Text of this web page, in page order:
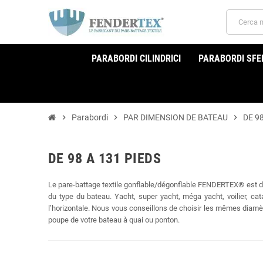
PARABORDI CILINDRICI PARABORDI
chevron_right Parabordi chevron_right PAR DIMENSION DE BATEAU chevron_right DE
DE 98 A 131 PIEDS
Le pare-battage textile gonflable/dégonflable FENDERTEX®
du type du bateau. Yacht, super yacht, méga yacht, voilier,
l’horizontale. Nous vous conseillons de choisir les mêmes
poupe de votre bateau à quai ou ponton.